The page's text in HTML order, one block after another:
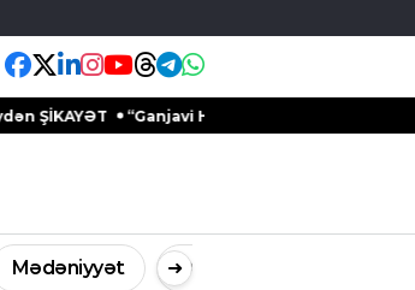
“Ganjavi Holding” jurnalistləri peşə bayramı
Mədəniyyət Digər
➜